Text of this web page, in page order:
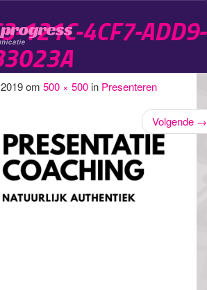
121C-4CF7-ADD9-
om 500 × 500 in Presenteren
Volgende →